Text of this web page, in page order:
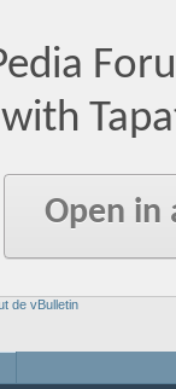
with
Open in